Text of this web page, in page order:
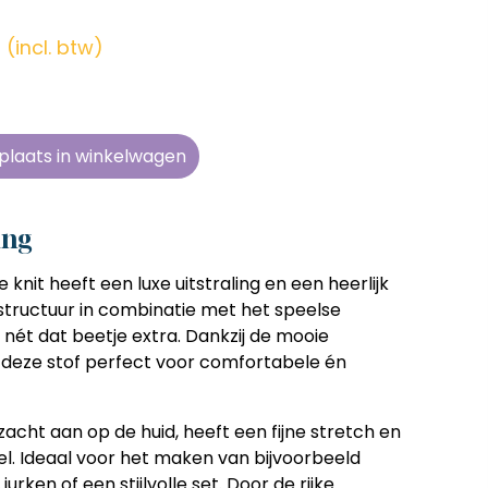
(incl. btw)
plaats in winkelwagen
heeft een luxe uitstraling en een heerlijk
in combinatie met het speelse
dat beetje extra. Dankzij de mooie
stof perfect voor comfortabele én
aan op de huid, heeft een fijne stretch en
Ideaal voor het maken van bijvoorbeeld
zonder
tijd
en
zonder
tijd
en
zonder
tijd
en
zonder
tijd
en